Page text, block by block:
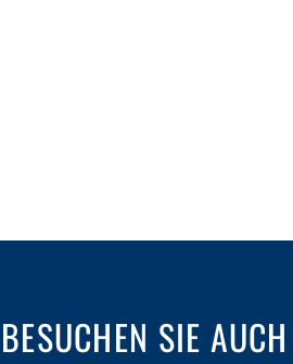
BESUCHEN SIE AUCH